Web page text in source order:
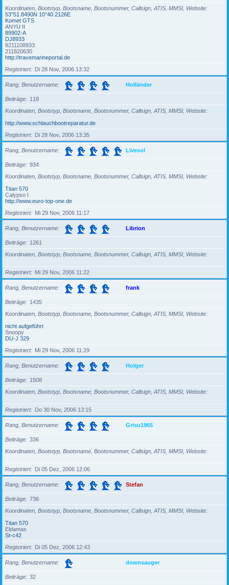
Koordinaten, Bootstyp, Bootsname, Bootsnummer, Callsign, ATIS, MMSI, Website
53°51.8490N 10°40.2126E
Komet GTS
ANYU II
89902-A
DJ8933
9211108933
211820630
http://travemarineportal.de
Registriert
Di 28 Nov, 2006 13:32
Rang, Benutzername Holländer
Beiträge
118
Koordinaten, Bootstyp, Bootsname, Bootsnummer, Callsign, ATIS, MMSI, Website
http://www.schlauchbootreparatur.de
Registriert
Di 28 Nov, 2006 13:35
Rang, Benutzername Livesol
Beiträge
934
Koordinaten, Bootstyp, Bootsname, Bootsnummer, Callsign, ATIS, MMSI, Website
Titan 570
Calypso I
http://www.euro-top-one.de
Registriert
Mi 29 Nov, 2006 11:17
Rang, Benutzername Librion
Beiträge
1261
Koordinaten, Bootstyp, Bootsname, Bootsnummer, Callsign, ATIS, MMSI, Website
Registriert Mi 29 Nov, 2006 11:22
Rang, Benutzername frank
Beiträge
1435
Koordinaten, Bootstyp, Bootsname, Bootsnummer, Callsign, ATIS, MMSI, Website
nicht aufgeführt
Snoopy
DU-J 329
Registriert
Mi 29 Nov, 2006 11:29
Rang, Benutzername Holger
Beiträge
1508
Koordinaten, Bootstyp, Bootsname, Bootsnummer, Callsign, ATIS, MMSI, Website
Registriert Do 30 Nov, 2006 13:15
Rang, Benutzername Grisu1965
Beiträge
336
Koordinaten, Bootstyp, Bootsname, Bootsnummer, Callsign, ATIS, MMSI, Website
Registriert Di 05 Dez, 2006 12:06
Rang, Benutzername Stefan
Beiträge
736
Koordinaten, Bootstyp, Bootsname, Bootsnummer, Callsign, ATIS, MMSI, Website
Titan 570
Eldamas
St-c42
Registriert
Di 05 Dez, 2006 12:43
Rang, Benutzername downsauger
Beiträge
32